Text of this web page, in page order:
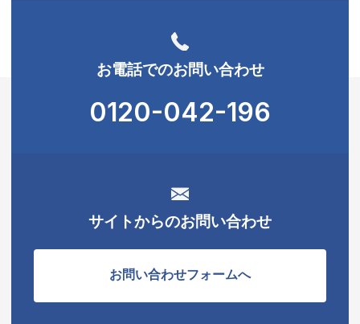
お電話でのお問い合わせ
0120-042-196
サイトからのお問い合わせ
お問い合わせフォームへ